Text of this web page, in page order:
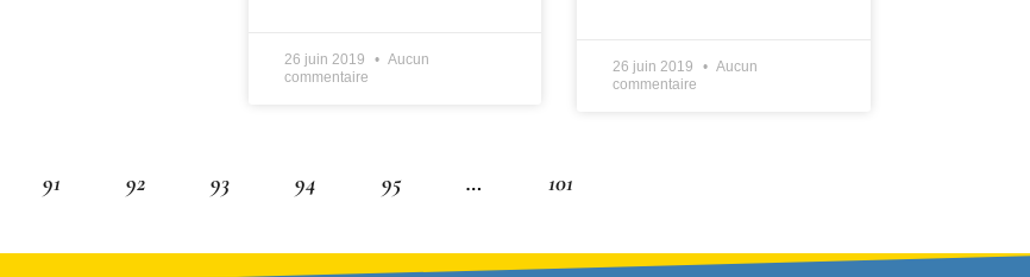
26 juin 2019
Aucun
commentaire
26 juin 2019
Aucun
commentaire
91 92 93 94 95 … 101